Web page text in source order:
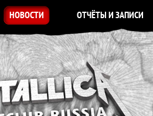
НОВОСТИ ОТЧЁТЫ И ЗАПИСИ